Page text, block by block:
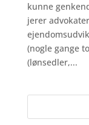
kunne
jerer
(nogle gange
(lønsedler,...